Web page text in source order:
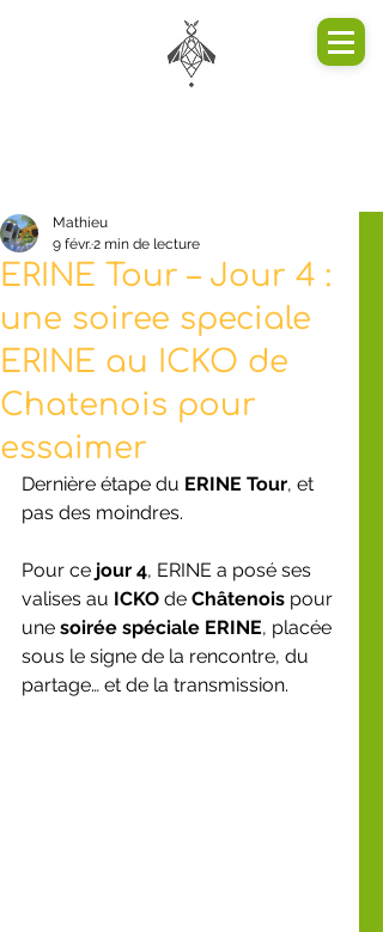
ERINE Tour – Jour 4 :
une soiree speciale
ERINE au ICKO de
Chatenois pour
essaimer
Mathieu
9 févr.2 min de lecture
Dernière étape du ERINE Tour, et
pas des moindres.
Pour ce jour 4, ERINE a posé ses
valises au ICKO de Châtenois pour
une soirée spéciale ERINE, placée
sous le signe de la rencontre, du
partage… et de la transmission.